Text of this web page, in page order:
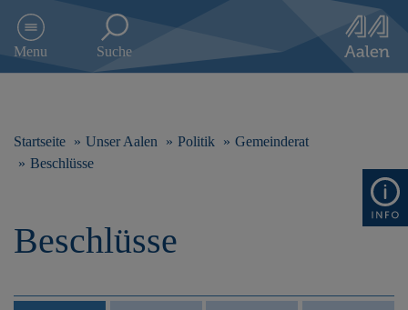
e
Menu Suche
Startseite Unser Aalen Politik
Gemeinderat
Beschlüsse
Beschlüsse